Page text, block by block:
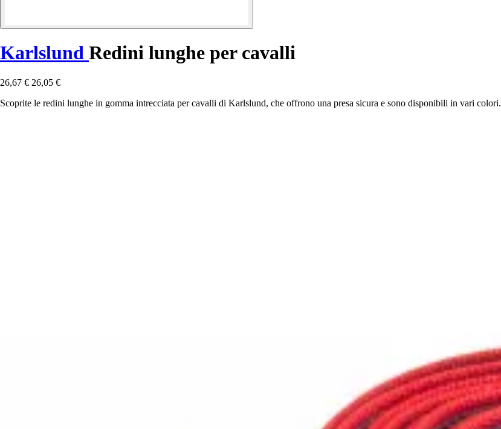
Karlslund Redini lunghe per cavalli
26,67 € 26,05 €
Scoprite le redini lunghe in gomma intrecciata per cavalli di Karlslund, che offrono una presa sicura e sono disponibili in vari colori.